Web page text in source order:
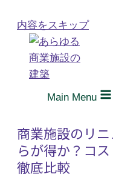
内容をスキップ
Main Menu
商業施設のリ
らが得か？コ
徹底比較